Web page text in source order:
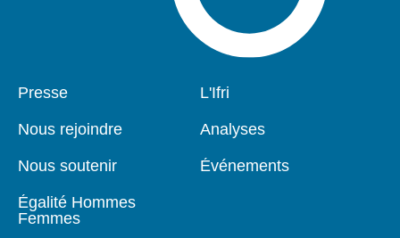
Pied
Presse
Nous rejoindre
Nous soutenir
Égalité Hommes
Femmes
Navigation
L'Ifri
Analyses
Événements